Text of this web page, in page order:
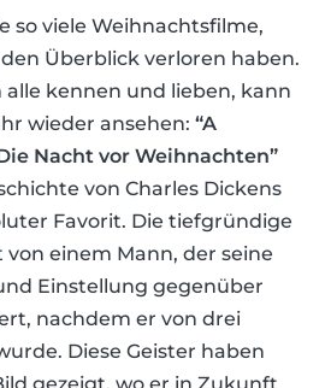
so viele Weihnachtsfilme,
Überblick verloren haben.
alle kennen und lieben, kann
wieder ansehen: “A
Nacht vor Weihnachten”
von Charles Dickens
Favorit. Die tiefgründige
einem Mann, der seine
Einstellung gegenüber
nachdem er von drei
Diese Geister haben